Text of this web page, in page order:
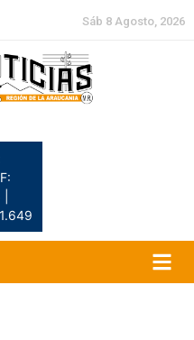
Sáb 8 Agosto, 2026